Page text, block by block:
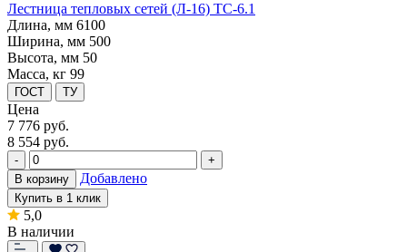
Лестница тепловых сетей (Л-16) ТС-6.1
Длина, мм 6100
Ширина, мм 500
Высота, мм 50
Масса, кг 99
ГОСТ ТУ
Цена
7 776 руб.
8 554 руб.
-
+
В корзину
Добавлено
Купить в 1 клик
5,0
В наличии